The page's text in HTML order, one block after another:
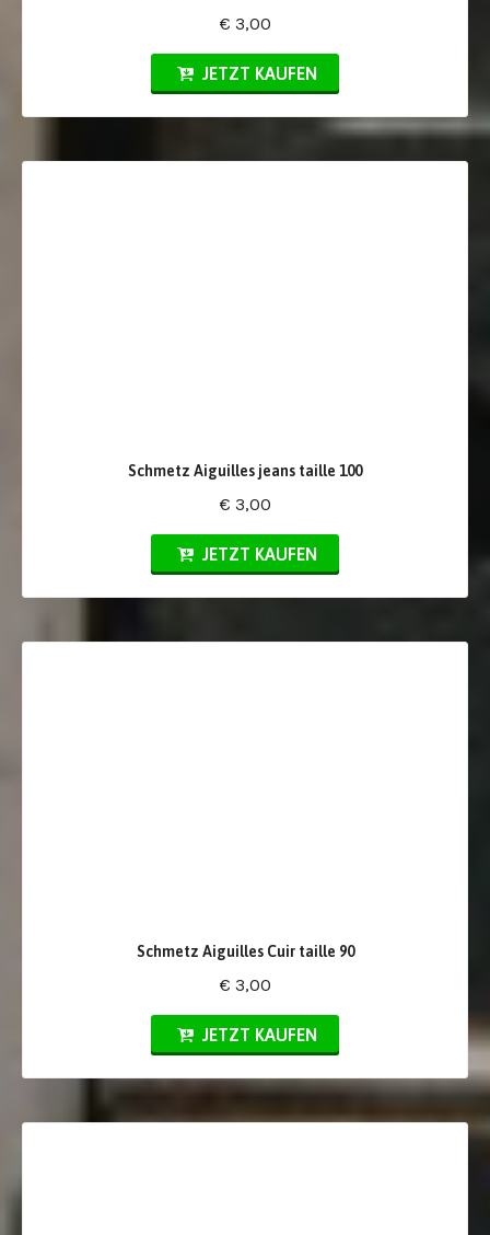
€ 3,00
JETZT KAUFEN
Schmetz Aiguilles jeans taille 100
€ 3,00
JETZT KAUFEN
Schmetz Aiguilles Cuir taille 90
€ 3,00
JETZT KAUFEN